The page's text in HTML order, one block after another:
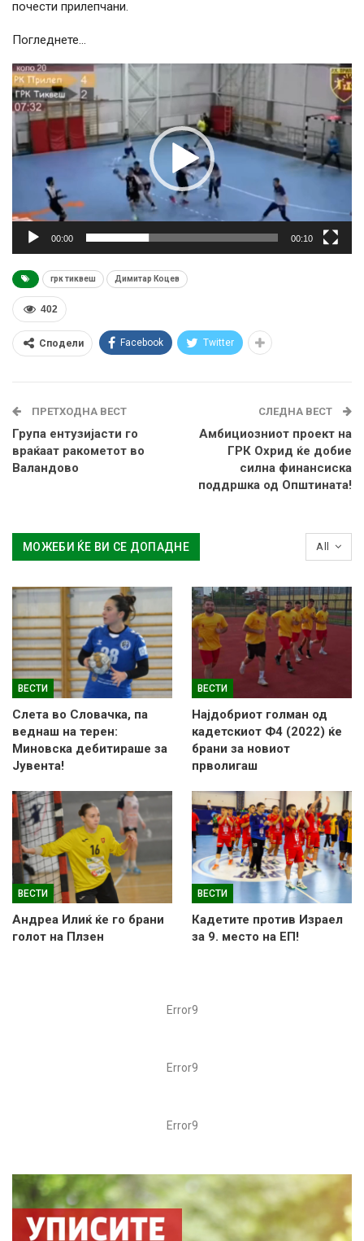
почести прилепчани.
Погледнете…
Видео
плејер
00:00 00:10
грк тиквеш Димитар Коцев
402
Сподели Facebook Twitter
ПРЕТХОДНА ВЕСТ
Група ентузијасти го
враќаат ракометот во
Валандово
СЛЕДНА ВЕСТ
Амбициозниот проект на
ГРК Охрид ќе добие
силна финансиска
поддршка од Општината!
All
МОЖЕБИ ЌЕ ВИ СЕ ДОПАДНЕ
ВЕСТИ
Слетa во Словачка, па
веднаш на терен:
Миновска дебитираше за
Јувента!
ВЕСТИ
Најдобриот голман од
кадетскиот Ф4 (2022) ќе
брани за новиот
прволигаш
ВЕСТИ
Андреа Илиќ ќе го брани
голот на Плзен
ВЕСТИ
Кадетите против Израел
за 9. место на ЕП!
Error9
Error9
Error9